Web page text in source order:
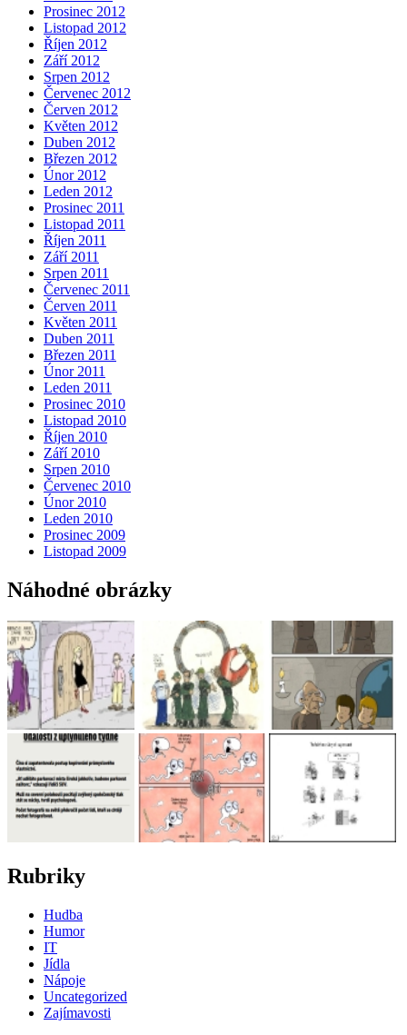
Prosinec 2012
Listopad 2012
Říjen 2012
Září 2012
Srpen 2012
Červenec 2012
Červen 2012
Květen 2012
Duben 2012
Březen 2012
Únor 2012
Leden 2012
Prosinec 2011
Listopad 2011
Říjen 2011
Září 2011
Srpen 2011
Červenec 2011
Červen 2011
Květen 2011
Duben 2011
Březen 2011
Únor 2011
Leden 2011
Prosinec 2010
Listopad 2010
Říjen 2010
Září 2010
Srpen 2010
Červenec 2010
Únor 2010
Leden 2010
Prosinec 2009
Listopad 2009
Náhodné obrázky
Rubriky
Hudba
Humor
IT
Jídla
Nápoje
Uncategorized
Zajímavosti